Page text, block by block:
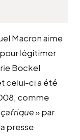
Macron aime
légitimer
Bockel
celui-ci a été
comme
» par
presse